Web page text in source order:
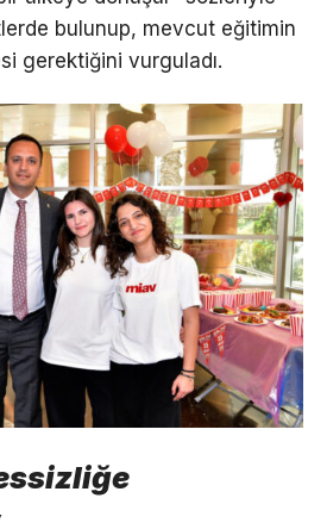
bulunup, mevcut eğitimin
gerektiğini vurguladı.